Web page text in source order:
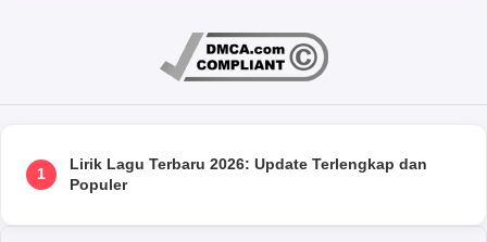
1
Lirik Lagu Terbaru 2026: Update Terlengkap dan
Populer